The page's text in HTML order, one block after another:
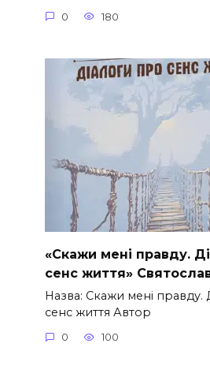
0 180
«Скажи мені правду.
сенс життя»
Назва: Скажи мені правду.
сенс життя Автор
0 100